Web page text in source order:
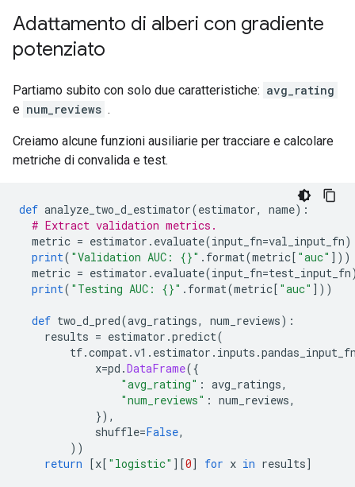
Adattamento di alberi con gradiente
potenziato
Partiamo subito con solo due caratteristiche: avg_rating
e num_reviews .
Creiamo alcune funzioni ausiliarie per tracciare e calcolare
metriche di convalida e test.
def analyze_two_d_estimator(estimator, name):
# Extract validation metrics.
metric = estimator . evaluate(input_fn=val_input_fn)
print( "Validation AUC: {}" . format(metric[ "auc" ]))
metric = estimator . evaluate(input_fn=test_input_fn
print( "Testing AUC: {}" . format(metric[ "auc" ]))
def two_d_pred(avg_ratings, num_reviews):
results = estimator .predict(
tf.compat.v1 . estimator . inputs .
x=pd .DataFrame({
"avg_rating" : avg_ratings,
"num_reviews" : num_reviews,
}),
shuffle=False,
))
return [x[ "logistic" ][0] for x in results]